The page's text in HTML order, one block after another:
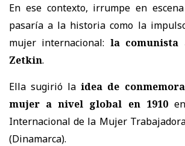
En ese contexto, irrumpe en
pasaría a la historia como la
mujer internacional: la comunista
Zetkin.
Ella sugirió laidea de
mujer a nivel global en 1910en
Internacional de la Mujer
(Dinamarca).